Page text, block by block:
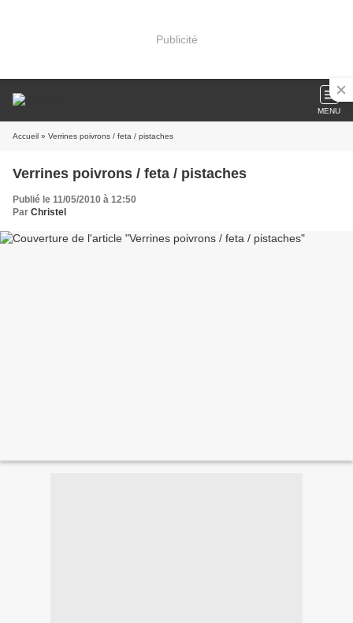
Publicité
MENU
Accueil » Verrines poivrons / feta / pistaches
Verrines poivrons / feta / pistaches
Publié le 11/05/2010 à 12:50
Par Christel